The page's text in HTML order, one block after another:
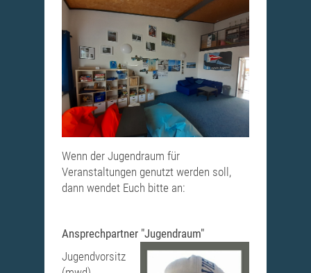
Wenn der Jugendraum für
Veranstaltungen genutzt werden soll,
dann wendet Euch bitte an:
Ansprechpartner "Jugendraum"
Jugendvorsitz